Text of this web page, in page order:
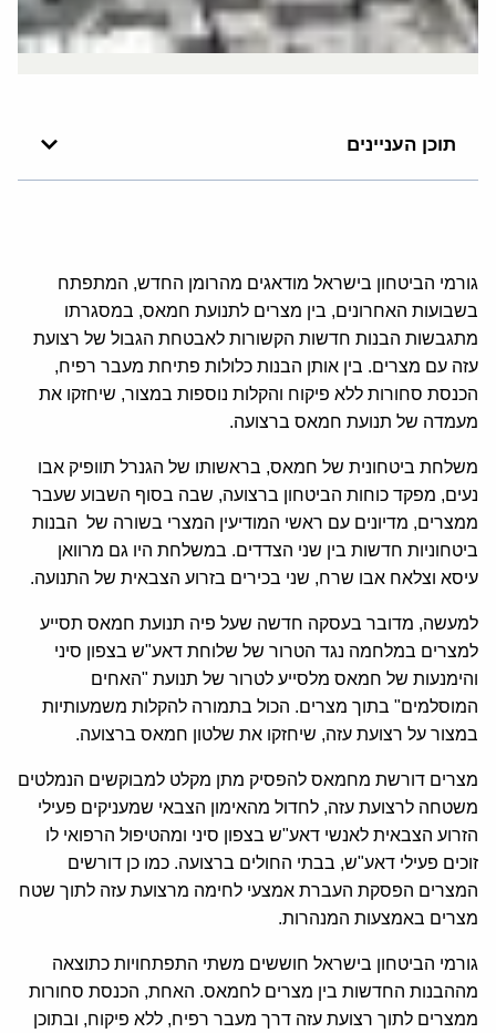
תוכן העניינים
גורמי הביטחון בישראל מודאגים מהרומן החדש, המתפתח
בשבועות האחרונים, בין מצרים לתנועת חמאס, במסגרתו
מתגבשות הבנות חדשות הקשורות לאבטחת הגבול של רצועת
עזה עם מצרים. בין אותן הבנות כלולות פתיחת מעבר רפיח,
הכנסת סחורות ללא פיקוח והקלות נוספות במצור, שיחזקו את
מעמדה של תנועת חמאס ברצועה.
משלחת ביטחונית של חמאס, בראשותו של הגנרל תוופיק אבו
נעים, מפקד כוחות הביטחון ברצועה, שבה בסוף השבוע שעבר
ממצרים, מדיונים עם ראשי המודיעין המצרי בשורה של הבנות
ביטחוניות חדשות בין שני הצדדים. במשלחת היו גם מרוואן
עיסא וצלאח אבו שרח, שני בכירים בזרוע הצבאית של התנועה.
למעשה, מדובר בעסקה חדשה שעל פיה תנועת חמאס תסייע
למצרים במלחמה נגד הטרור של שלוחת דאע"ש בצפון סיני
והימנעות של חמאס מלסייע לטרור של תנועת "האחים
המוסלמים" בתוך מצרים. הכול בתמורה להקלות משמעותיות
במצור על רצועת עזה, שיחזקו את שלטון חמאס ברצועה.
מצרים דורשת מחמאס להפסיק מתן מקלט למבוקשים הנמלטים
משטחה לרצועת עזה, לחדול מהאימון הצבאי שמעניקים פעילי
הזרוע הצבאית לאנשי דאע"ש בצפון סיני ומהטיפול הרפואי לו
זוכים פעילי דאע"ש, בבתי החולים ברצועה. כמו כן דורשים
המצרים הפסקת העברת אמצעי לחימה מרצועת עזה לתוך שטח
מצרים באמצעות המנהרות.
גורמי הביטחון בישראל חוששים משתי התפתחויות כתוצאה
מההבנות החדשות בין מצרים לחמאס. האחת, הכנסת סחורות
ממצרים לתוך רצועת עזה דרך מעבר רפיח, ללא פיקוח, ובתוכן